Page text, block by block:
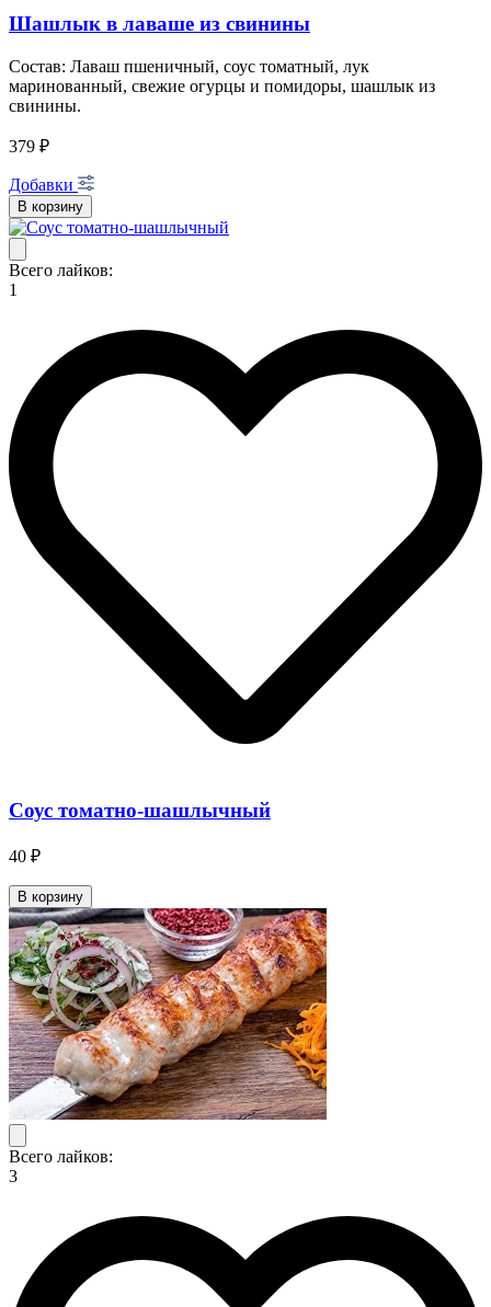
Шашлык в лаваше из свинины
Состав: Лаваш пшеничный, соус томатный, лук
маринованный, свежие огурцы и помидоры, шашлык из
свинины.
379 ₽
Добавки
В корзину
Всего лайков:
1
Соус томатно-шашлычный
40 ₽
В корзину
Всего лайков:
3